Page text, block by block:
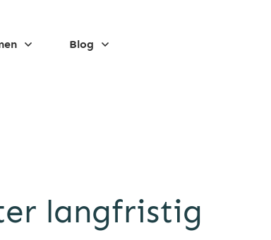
Blog
langfristig